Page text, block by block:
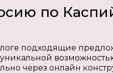
по
подходящие
через онлайн